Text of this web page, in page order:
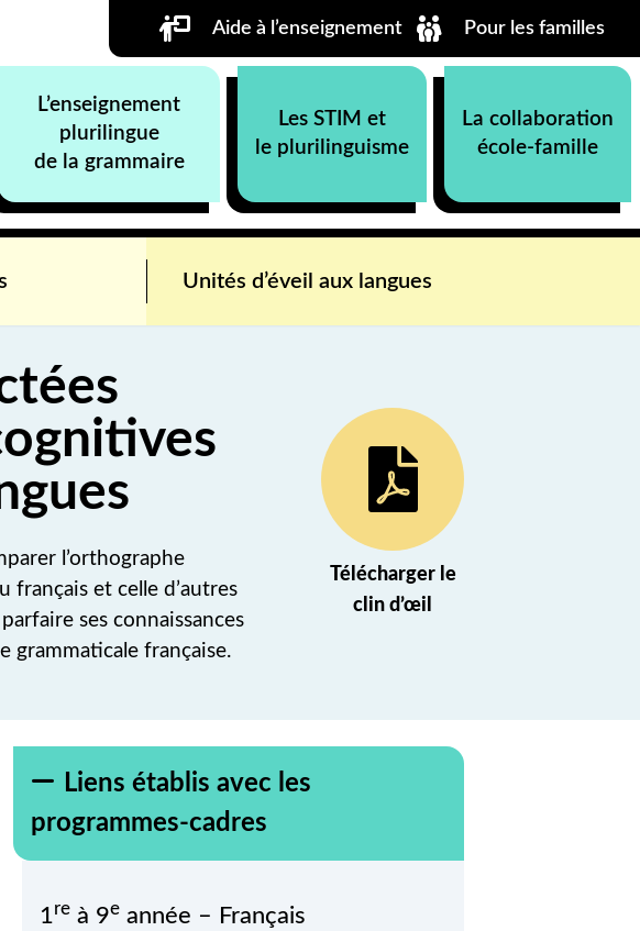
Aide à l’enseignement Pour les familles
L’enseignement
plurilingue
de la grammaire
Les STIM et
le plurilinguisme
La collaboration
école-famille
Unités d’éveil aux langues
l’orthographe
français et celle d’autres
ses connaissances
grammaticale française.
Télécharger le
clin d’œil
Liens établis avec les
programmes-cadres
1re à 9e année – Français